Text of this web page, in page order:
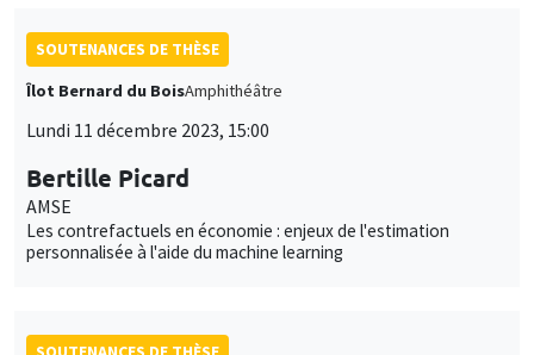
SOUTENANCES DE THÈSE
Îlot Bernard du BoisAmphithéâtre
Lundi 11 décembre 2023, 15:00
Bertille Picard
AMSE
Les contrefactuels en économie : enjeux de l'estimation
personnalisée à l'aide du machine learning